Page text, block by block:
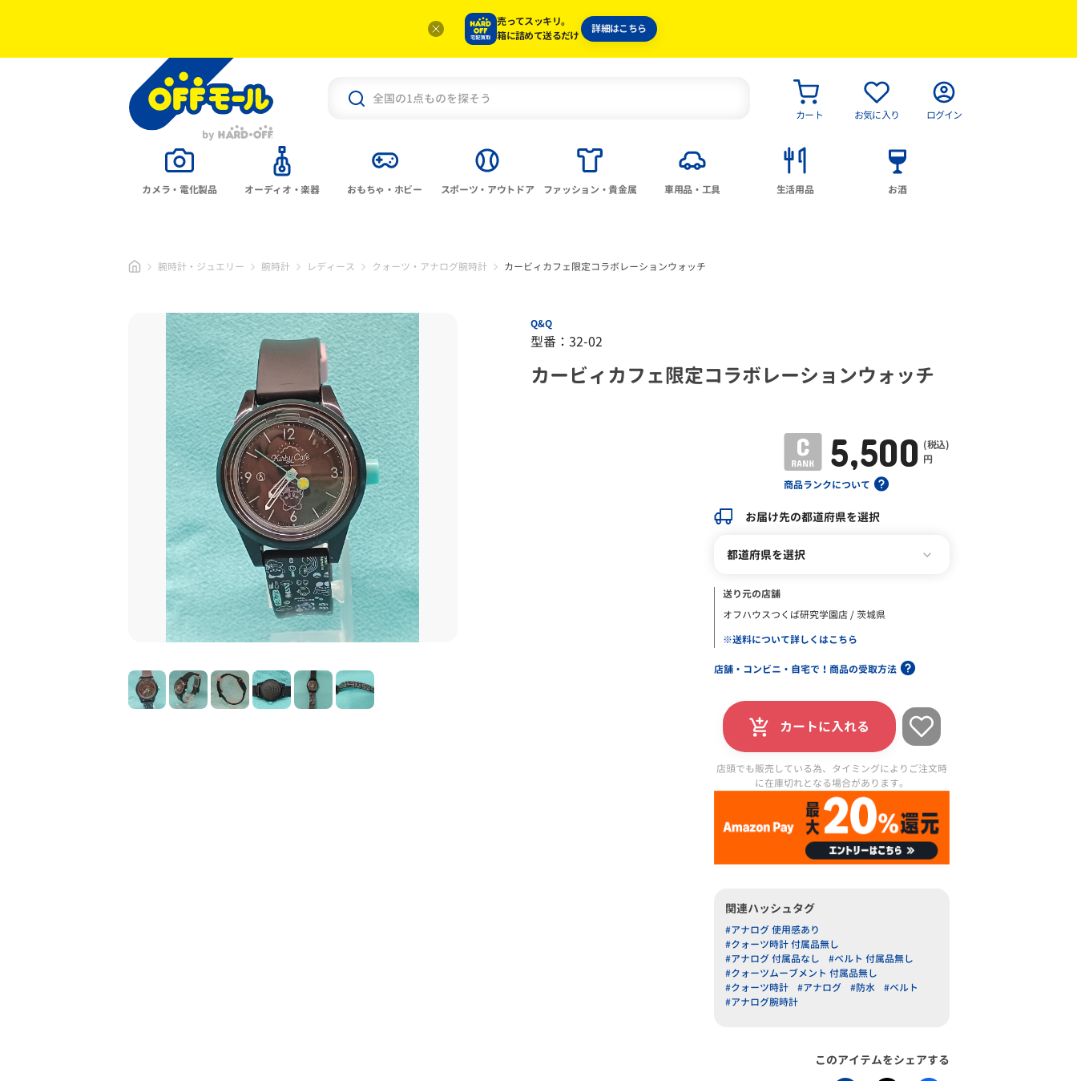
売ってスッキリ。
箱に詰めて送るだけ
詳細はこちら
カート お気に入り ログイン
カメラ・電化製品 オーディオ・楽器 おもちゃ・ホビー スポーツ・アウトドア ファッション・貴金属 車用品・工具 生活用品 お酒
腕時計・ジュエリー 腕時計 レディース クォーツ・アナログ腕時計 カービィカフェ限定コラボレーションウォッチ
Q&Q
型番：32-02
カービィカフェ限定コラボレーションウォッチ
商品ランクについて
5,500 (税込)
円
お届け先の都道府県を選択
都道府県を選択
送り元の店舗
オフハウスつくば研究学園店 / 茨城県
※送料について詳しくはこちら
店舗・コンビニ・自宅で！商品の受取方法
カートに入れる
店頭でも販売している為、タイミングによりご注文時
に在庫切れとなる場合があります。
関連ハッシュタグ
#アナログ 使用感あり
#クォーツ時計 付属品無し
#アナログ 付属品なし
#ベルト 付属品無し
#クォーツムーブメント 付属品無し
#クォーツ時計
#アナログ #防水
#ベルト
#アナログ腕時計
このアイテムをシェアする